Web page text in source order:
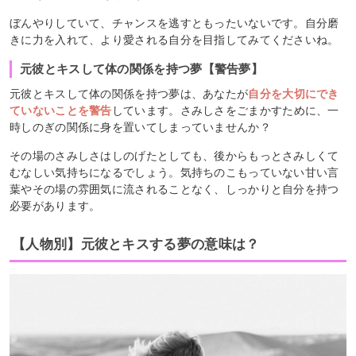
ぼんやりしていて、チャンスを逃すともったいないです。自分磨
きに力を入れて、より愛される自分を目指してみてくださいね。
元彼とキスして体の関係を持つ夢【警告夢】
元彼とキスして体の関係を持つ夢は、あなたが自分を大切にでき
ていないことを警告 しています。さみしさをごまかすために、一
時しのぎの関係に身を置いてしまっていませんか？
その場のさみしさはしのげたとしても、後からもっとさみしくて
むなしい気持ちになるでしょう。気持ちのこもっていない甘い言
葉やその場の雰囲気に流されることなく、しっかりと自分を持つ
必要があります。
【人物別】元彼とキスする夢の意味は？